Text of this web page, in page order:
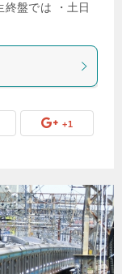
終盤では ・土日
+1